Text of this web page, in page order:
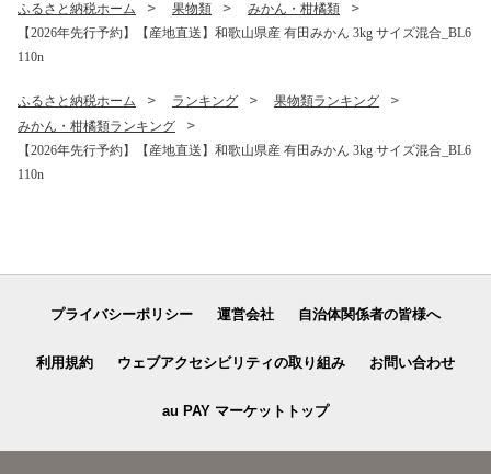
ふるさと納税ホーム 果物類
みかん・柑橘類
【2026年先行予約】【産地直送】和歌山県産 有田みかん 3kg サイズ混合_BL6
110n
ふるさと納税ホーム ランキング
果物類ランキング
みかん・柑橘類ランキング
【2026年先行予約】【産地直送】和歌山県産 有田みかん 3kg サイズ混合_BL6
110n
プライバシーポリシー 運営会社 自治体関係者の皆様へ
利用規約 ウェブアクセシビリティの取り組み お問い合わせ
au PAY マーケットトップ